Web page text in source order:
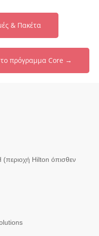
& Πακέτα
πρόγραμμα Core →
Hilton όπισθεν